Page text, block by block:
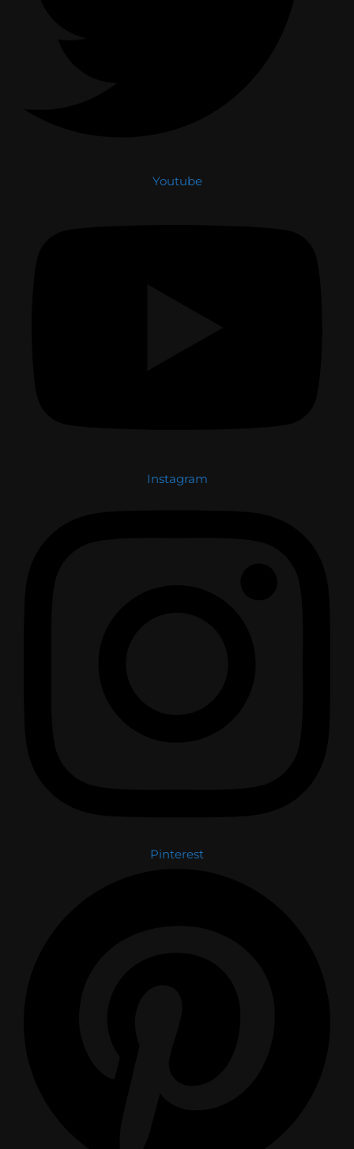
Youtube
Instagram
Pinterest